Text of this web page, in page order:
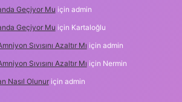
Geçiyor Mu için admin
Geçiyor Mu için Kartaloğlu
Sıvısını Azaltır Mı için admin
Sıvısını Azaltır Mı için Nermin
Nasıl Olunuriçin admin